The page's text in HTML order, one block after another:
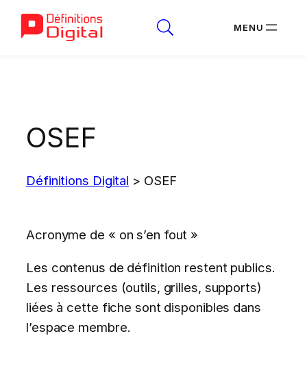
OSEF
Définitions Digital > OSEF
Acronyme de « on s’en fout »
Les contenus de définition restent publics.
Les ressources (outils, grilles, supports)
liées à cette fiche sont disponibles dans
l’espace membre.